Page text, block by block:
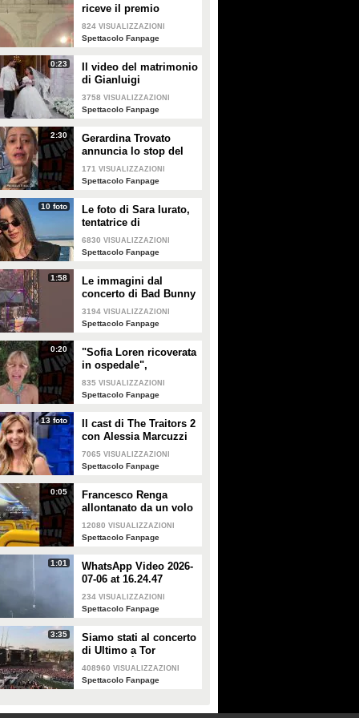
riceve il premio
intitolato al padre
Enrico
824 VISUALIZZAZIONI
Spettacolo Fanpage
0:23
Il video del matrimonio
di Gianluigi
Donnarumma e Alessia
Elefante
3758 VISUALIZZAZIONI
Spettacolo Fanpage
2:30
Gerardina Trovato
annuncia lo stop del
tour per problemi di
salute
171 VISUALIZZAZIONI
Spettacolo Fanpage
10 foto
Le foto di Sara Iurato,
tentatrice di
Temptation Island 2026
6830 VISUALIZZAZIONI
Spettacolo Fanpage
1:58
Le immagini dal
concerto di Bad Bunny
a Milano
3194 VISUALIZZAZIONI
Spettacolo Fanpage
0:20
"Sofia Loren ricoverata
in ospedale",
Alessandra Mussolini
smentisce: "È serena e
835 VISUALIZZAZIONI
Spettacolo Fanpage
13 foto
Il cast di The Traitors 2
con Alessia Marcuzzi
7065 VISUALIZZAZIONI
Spettacolo Fanpage
0:05
Francesco Renga
allontanato da un volo
Ryanair dopo una
discussione con gli
12080 VISUALIZZAZIONI
Spettacolo Fanpage
1:01
WhatsApp Video 2026-
07-06 at 16.24.47
234 VISUALIZZAZIONI
Spettacolo Fanpage
3:35
Siamo stati al concerto
di Ultimo a Tor
Vergata: "È il giorno
che aspettavo, questa è
408960 VISUALIZZAZIONI
Spettacolo Fanpage